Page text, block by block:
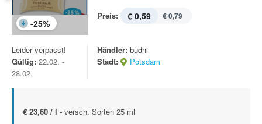
-25%
Preis: € 0,59 € 0,79
Leider verpasst!
Gültig: 22.02. -
28.02.
Händler: budni
Stadt:
Potsdam
€ 23,60 / l - versch. Sorten 25 ml